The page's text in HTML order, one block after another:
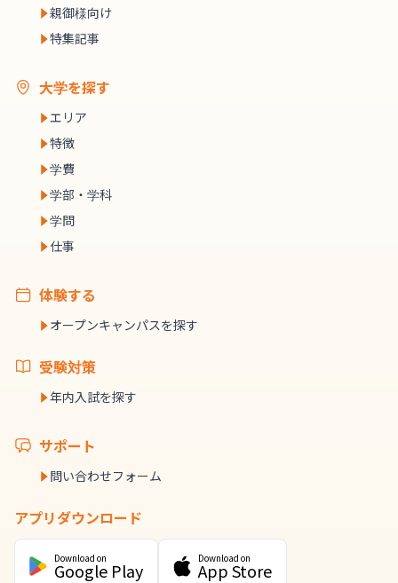
親御様向け
特集記事
大学を探す
エリア
特徴
学費
学部・学科
学問
仕事
体験する
オープンキャンパスを探す
受験対策
年内入試を探す
サポート
問い合わせフォーム
アプリダウンロード
Download on
Google Play
Download on
App Store